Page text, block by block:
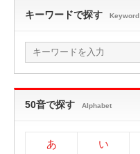
キーワードで探す Keyword
50音で探す Alphabet
あ い